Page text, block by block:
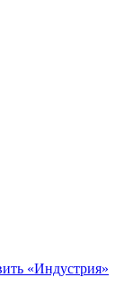
«Индустрия»